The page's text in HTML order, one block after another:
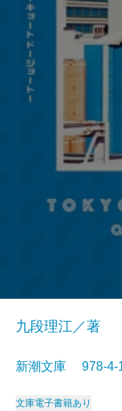
九段理江／著
新潮文庫 978-
文庫電子書籍あり